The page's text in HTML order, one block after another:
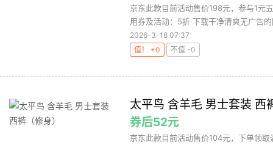
京东此款目前活动售价198元，参与1元
用券及活动：5折 下载干净清爽无广告
2026-3-18 07:37
值！ +0
不值 -0
太平鸟 含羊毛 男士套装 西
券后52元
京东此款目前活动售价104元，下单领